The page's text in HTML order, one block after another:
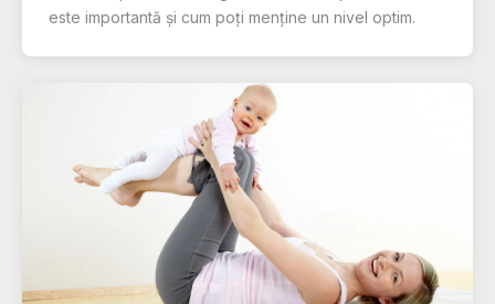
este importantă și cum poți menține un nivel optim.